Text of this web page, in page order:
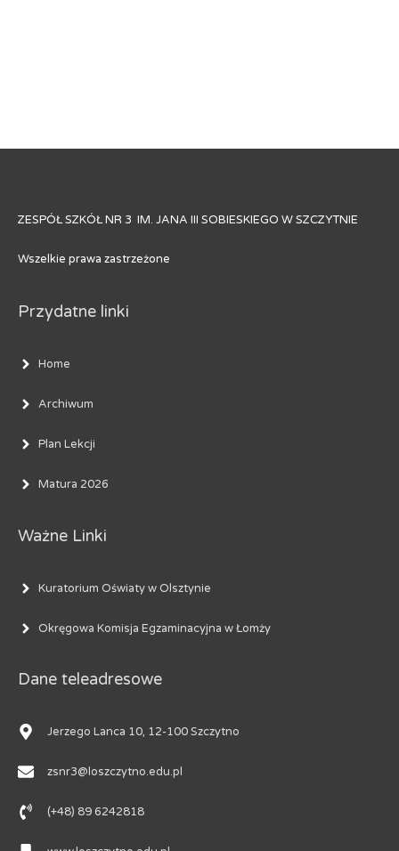
ZESPÓŁ SZKÓŁ NR 3 IM. JANA III SOBIESKIEGO W SZCZYTNIE
Wszelkie prawa zastrzeżone
Przydatne linki
Home
Archiwum
Plan Lekcji
Matura 2026
Ważne Linki
Kuratorium Oświaty w Olsztynie
Okręgowa Komisja Egzaminacyjna w Łomży
Dane teleadresowe
Jerzego Lanca 10, 12-100 Szczytno
zsnr3@loszczytno.edu.pl
(+48) 89 6242818